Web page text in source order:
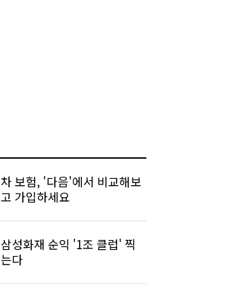
차 보험, '다음'에서 비교해보
고 가입하세요
삼성화재 순익 '1조 클럽' 찍
는다